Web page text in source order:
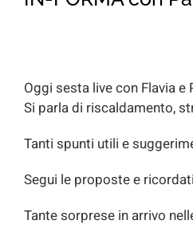
Oggi sesta live con Flavia e
Si parla di riscaldamento,
Tanti spunti utili e
Segui le proposte e
Tante sorprese in arrivo